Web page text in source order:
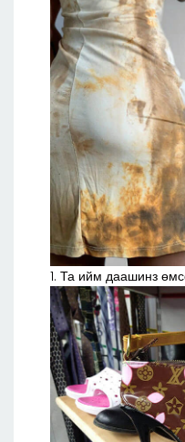
1. Та ийм даашинз